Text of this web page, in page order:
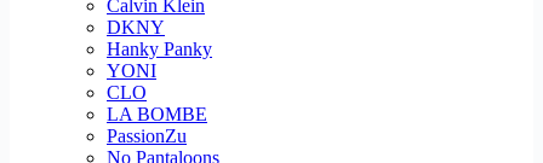
Calvin Klein
DKNY
Hanky Panky
YONI
CLO
LA BOMBE
PassionZu
No Pantaloons